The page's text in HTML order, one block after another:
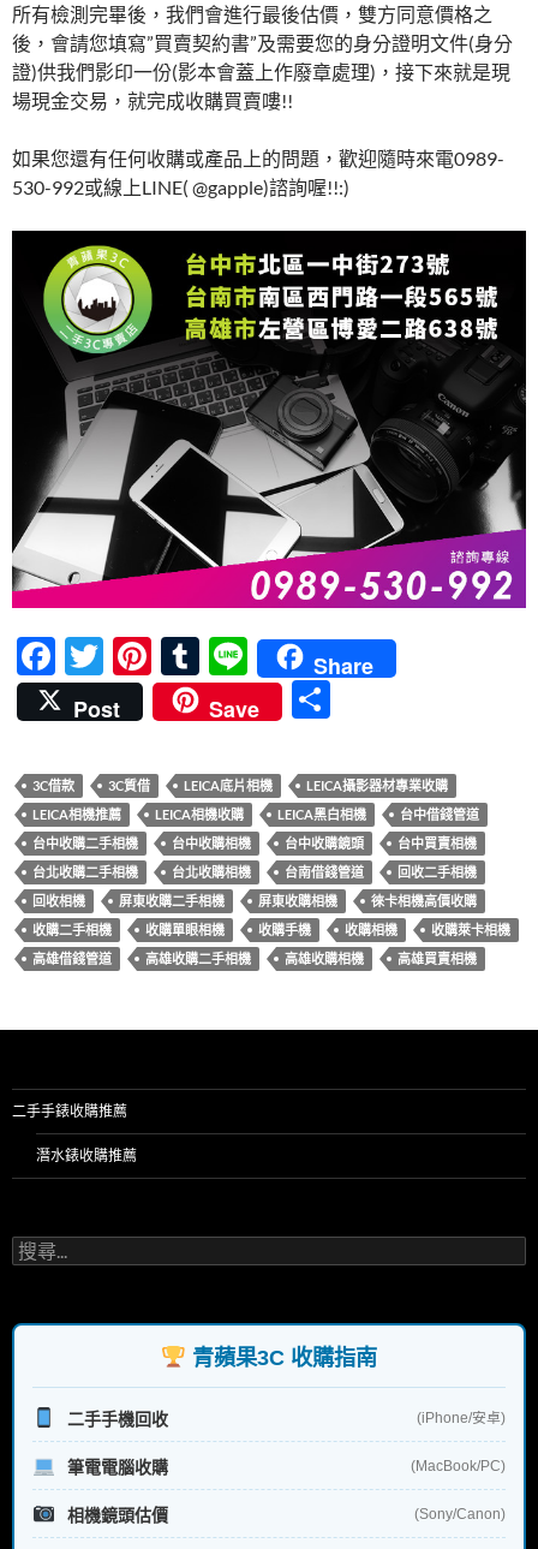
所有檢測完畢後，我們會進行最後估價，雙方同意價格之
後，會請您填寫”買賣契約書”及需要您的身分證明文件(身分
證)供我們影印一份(影本會蓋上作廢章處理)，接下來就是現
場現金交易，就完成收購買賣嘍!!
如果您還有任何收購或產品上的問題，歡迎隨時來電0989-
530-992或線上LINE( @gapple)諮詢喔!!:)
F
ac
e
b
o
o
k
T
w
itt
er
Pi
nt
er
es
t
T
u
m
bl
r
Li
n
e
Share
Post
Save
3C借款 3C質借 LEICA底片相機
LEICA攝影器材專業收購
LEICA相機推薦
LEICA相機收購 LEICA黑白相機
台中借錢管道
台中收購二手相機
台中收購相機 台中收購鏡頭
台中買賣相機
台北收購二手相機
台北收購相機 台南借錢管道
回收二手相機
回收相機
屏東收購二手相機 屏東收購相機
徠卡相機高價收購
收購二手相機
收購單眼相機 收購手機 收購相機
收購萊卡相機
高雄借錢管道
高雄收購二手相機 高雄收購相機 高雄買賣相機
二手手錶收購推薦
潛水錶收購推薦
搜
尋
字:
青蘋果3C 收購指南
二手手機回收 (iPhone/安卓)
筆電電腦收購 (MacBook/PC)
相機鏡頭估價 (Sony/Canon)